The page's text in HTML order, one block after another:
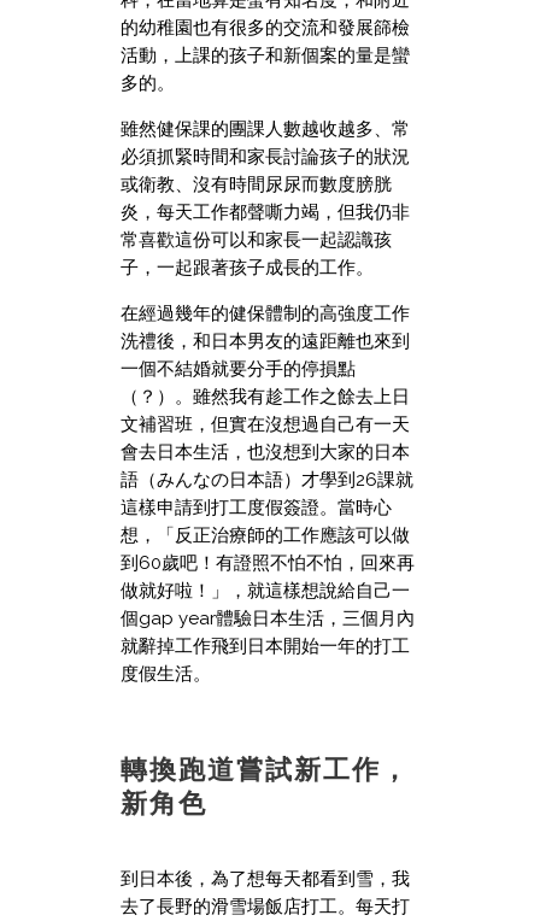
的幼稚園也有很多的交流和發展篩檢
活動，上課的孩子和新個案的量是蠻
多的。
雖然健保課的團課人數越收越多、常
必須抓緊時間和家長討論孩子的狀況
或衛教、沒有時間尿尿而數度膀胱
炎，每天工作都聲嘶力竭，但我仍非
常喜歡這份可以和家長一起認識孩
子，一起跟著孩子成長的工作。
在經過幾年的健保體制的高強度工作
洗禮後，和日本男友的遠距離也來到
一個不結婚就要分手的停損點
（？）。雖然我有趁工作之餘去上日
文補習班，但實在沒想過自己有一天
會去日本生活，也沒想到大家的日本
語（みんなの日本語）才學到26課就
這樣申請到打工度假簽證。當時心
想，「反正治療師的工作應該可以做
到60歲吧！有證照不怕不怕，回來再
做就好啦！」，就這樣想說給自己一
個gap year體驗日本生活，三個月內
就辭掉工作飛到日本開始一年的打工
度假生活。
轉換跑道嘗試新工作，
新角色
到日本後，為了想每天都看到雪，我
去了長野的滑雪場飯店打工。每天打